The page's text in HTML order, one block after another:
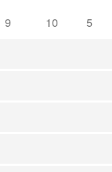
9 10
5